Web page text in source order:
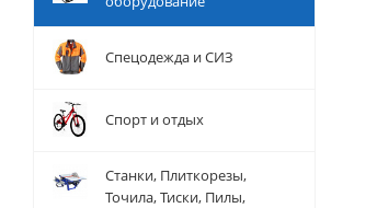
Спецодежда и СИЗ
Спорт и отдых
Станки, Плиткорезы,
Точила, Тиски, Пилы,